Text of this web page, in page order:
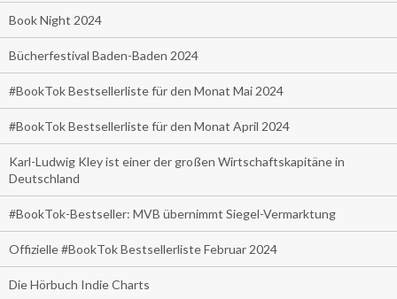
Book Night 2024
Bücherfestival Baden-Baden 2024
#BookTok Bestsellerliste für den Monat Mai 2024
#BookTok Bestsellerliste für den Monat April 2024
Karl-Ludwig Kley ist einer der großen Wirtschaftskapitäne in
Deutschland
#BookTok-Bestseller: MVB übernimmt Siegel-Vermarktung
Offizielle #BookTok Bestsellerliste Februar 2024
Die Hörbuch Indie Charts